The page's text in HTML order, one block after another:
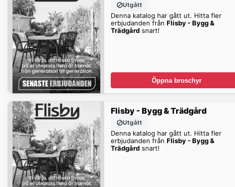
Utgått
Denna katalog har gått ut. Hitta fler
erbjudanden från Flisby - Bygg &
Trädgårdsnart!
Öppna broschyr
Flisby - Bygg & Trädgård
Utgått
Denna katalog har gått ut. Hitta fler
erbjudanden från Flisby - Bygg &
Trädgårdsnart!